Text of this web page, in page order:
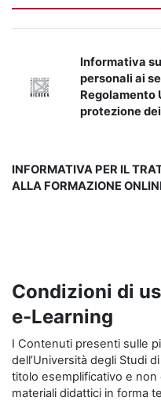
Informativa
personali ai
Regolamento
protezione
INFORMATIVA PER IL
ALLA FORMAZIONE
Condizioni di
e-Learning
I Contenuti presenti sulle
dell’Università degli Studi
titolo esemplificativo e
materiali didattici in forma